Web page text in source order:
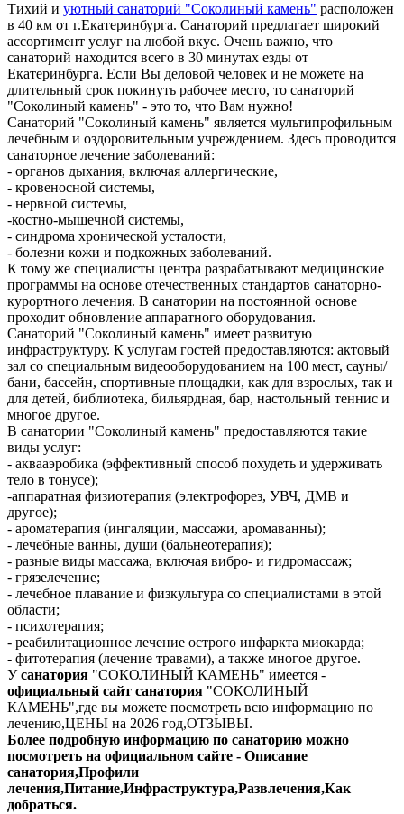
Тихий и уютный санаторий "Соколиный камень" расположен
в 40 км от г.Екатеринбурга. Санаторий предлагает широкий
ассортимент услуг на любой вкус. Очень важно, что
санаторий находится всего в 30 минутах езды от
Екатеринбурга. Если Вы деловой человек и не можете на
длительный срок покинуть рабочее место, то санаторий
"Соколиный камень" - это то, что Вам нужно!
Санаторий "Соколиный камень" является мультипрофильным
лечебным и оздоровительным учреждением. Здесь проводится
санаторное лечение заболеваний:
- органов дыхания, включая аллергические,
- кровеносной системы,
- нервной системы,
-костно-мышечной системы,
- синдрома хронической усталости,
- болезни кожи и подкожных заболеваний.
К тому же специалисты центра разрабатывают медицинские
программы на основе отечественных стандартов санаторно-
курортного лечения. В санатории на постоянной основе
проходит обновление аппаратного оборудования.
Санаторий "Соколиный камень" имеет развитую
инфраструктуру. К услугам гостей предоставляются: актовый
зал со специальным видеооборудованием на 100 мест, сауны/
бани, бассейн, спортивные площадки, как для взрослых, так и
для детей, библиотека, бильярдная, бар, настольный теннис и
многое другое.
В санатории "Соколиный камень" предоставляются такие
виды услуг:
- аквааэробика (эффективный способ похудеть и удерживать
тело в тонусе);
-аппаратная физиотерапия (электрофорез, УВЧ, ДМВ и
другое);
- ароматерапия (ингаляции, массажи, аромаванны);
- лечебные ванны, души (бальнеотерапия);
- разные виды массажа, включая вибро- и гидромассаж;
- грязелечение;
- лечебное плавание и физкультура со специалистами в этой
области;
- психотерапия;
- реабилитационное лечение острого инфаркта миокарда;
- фитотерапия (лечение травами), а также многое другое.
Усанатория "СОКОЛИНЫЙ КАМЕНЬ" имеется -
официальный сайт санатория "СОКОЛИНЫЙ
КАМЕНЬ",где вы можете посмотреть всю информацию по
лечению,ЦЕНЫ на 2026 год,ОТЗЫВЫ.
Более подробную информацию по санаторию можно
посмотреть на официальном сайте - Описание
санатория,Профили
лечения,Питание,Инфраструктура,Развлечения,Как
добраться.